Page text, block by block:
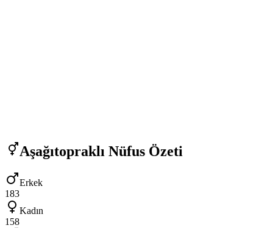
Aşağıtopraklı Nüfus Özeti
Erkek
183
Kadın
158